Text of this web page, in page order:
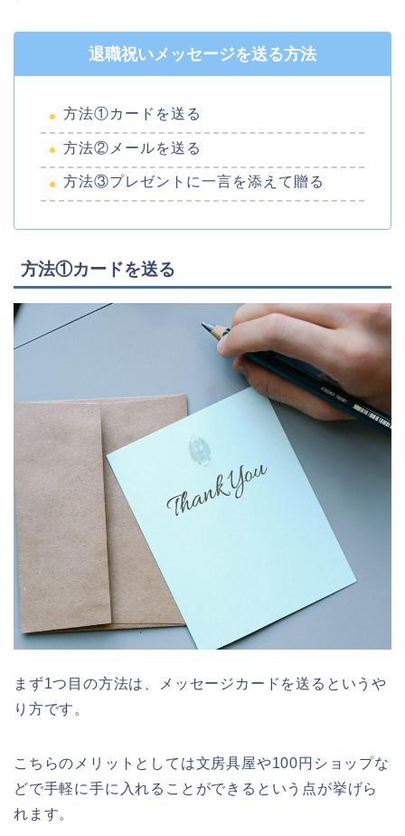
退職祝いメッセージを送る方法
方法①カードを送る
方法②メールを送る
方法③プレゼントに一言を添えて贈る
方法①カードを送る
まず1つ目の方法は、メッセージカードを送るというや
り方です。
こちらのメリットとしては文房具屋や100円ショップな
どで手軽に手に入れることができるという点が挙げら
れます。